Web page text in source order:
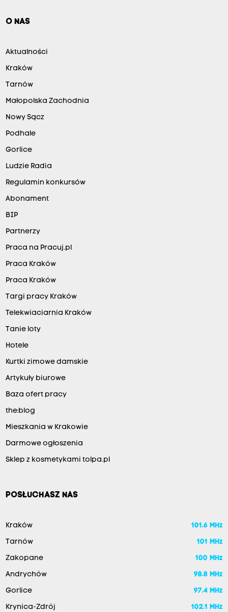
O NAS
Aktualności
Kraków
Tarnów
Małopolska Zachodnia
Nowy Sącz
Podhale
Gorlice
Ludzie Radia
Regulamin konkursów
Abonament
BIP
Partnerzy
Praca na Pracuj.pl
Praca Kraków
Praca Kraków
Targi pracy Kraków
Telekwiaciarnia Kraków
Tanie loty
Hotele
Kurtki zimowe damskie
Artykuły biurowe
Baza ofert pracy
the:blog
Mieszkania w Krakowie
Darmowe ogłoszenia
Sklep z kosmetykami tolpa.pl
POSŁUCHASZ NAS
Kraków 101.6 MHz
Tarnów 101 MHz
Zakopane 100 MHz
Andrychów 98.8 MHz
Gorlice 97.4 MHz
Krynica-Zdrój 102.1 MHz